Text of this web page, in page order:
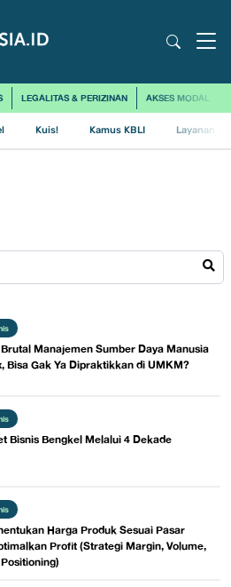
LEGALITAS & PERIZINAN AKSES MODAL
Kuis! Kamus KBLI Layanan
Manajemen Sumber Daya Manusia
Bisa Gak Ya Dipraktikkan di UMKM?
Bisnis Bengkel Melalui 4 Dekade
Harga Produk Sesuai Pasar
Profit (Strategi Margin, Volume,